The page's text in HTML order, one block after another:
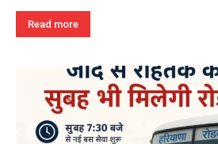
Read more